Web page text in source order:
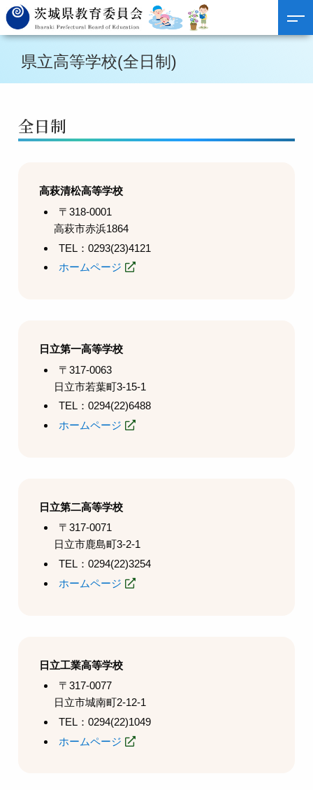
県立高等学校(全日制)
全日制
高萩清松高等学校
〒318-0001
高萩市赤浜1864
TEL：0293(23)4121
ホームページ
日立第一高等学校
〒317-0063
日立市若葉町3-15-1
TEL：0294(22)6488
ホームページ
日立第二高等学校
〒317-0071
日立市鹿島町3-2-1
TEL：0294(22)3254
ホームページ
日立工業高等学校
〒317-0077
日立市城南町2-12-1
TEL：0294(22)1049
ホームページ